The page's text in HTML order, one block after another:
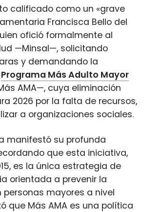
calificado como un «grave
Francisca Bello del
ofició formalmente al
—Minsal—, solicitando
y demandando la
Programa Más Adulto Mayor
AMA—, cuya eliminación
2026 por la falta de recursos,
a organizaciones sociales.
manifestó su profunda
que esta iniciativa,
es la única estrategia de
orientada a prevenir la
mayores a nivel
que Más AMA es una política